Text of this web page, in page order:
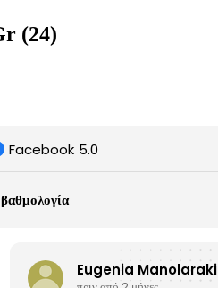
(24)
Facebook 5.0
Eugenia Manolaraki